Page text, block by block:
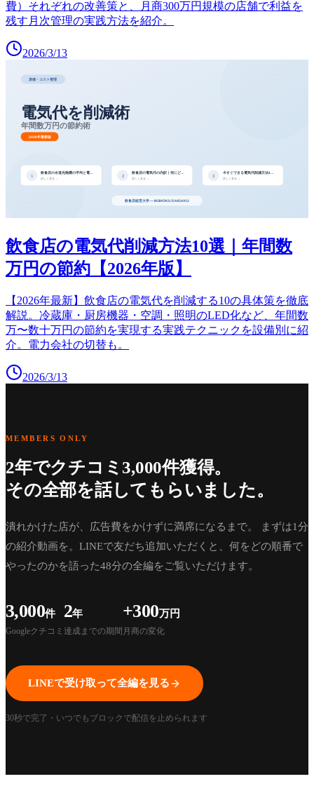
費）それぞれの改善策と、月商300万円規模の店舗で利益を
残す月次管理の実践方法を紹介。
2026/3/13
飲食店の電気代削減方法10選｜年間数
万円の節約【2026年版】
【2026年最新】飲食店の電気代を削減する10の具体策を徹底
解説。冷蔵庫・厨房機器・空調・照明のLED化など、年間数
万〜数十万円の節約を実現する実践テクニックを設備別に紹
介。電力会社の切替も。
2026/3/13
MEMBERS ONLY
2年でクチコミ3,000件獲得。
その全部を話してもらいました。
潰れかけた店が、広告費をかけずに満席になるまで。 まずは1分
の紹介動画を。LINEで友だち追加いただくと、何をどの順番で
やったのかを語った48分の全編をご覧いただけます。
3,000件
Googleクチコミ
2年
達成までの期間
+300万円
月商の変化
LINEで受け取って全編を見る
30秒で完了・いつでもブロックで配信を止められます